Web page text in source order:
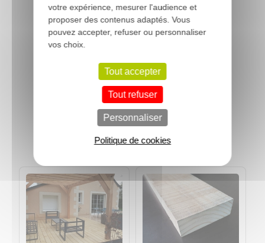
Précédent
votre expérience, mesurer l'audience et
proposer des contenus adaptés. Vous
pouvez accepter, refuser ou personnaliser
vos choix.
Tout accepter
Tout refuser
Personnaliser
Politique de cookies